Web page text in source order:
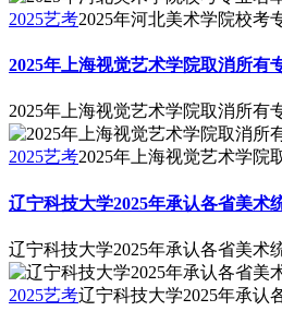
2025艺考2025年河北美术学院校考
2025年上海视觉艺术学院取消所有
2025年上海视觉艺术学院取消所有
2025艺考2025年上海视觉艺术学院
辽宁科技大学2025年承认各省美术
辽宁科技大学2025年承认各省美术
2025艺考辽宁科技大学2025年承认